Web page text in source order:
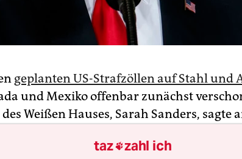
geplanten US-Strafzöllen auf Stahl
und Mexiko offenbar zunächst
Weißen Hauses, Sarah Sanders, sagte
nannte die beiden Nachbarstaaten.
taz zahl ich